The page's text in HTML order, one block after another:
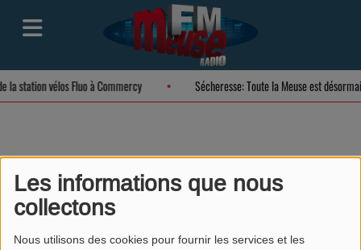
Les informations que nous
collectons
Nous utilisons des cookies pour fournir les services et les
la station vélos Fluo à Commercy Sécheresse: Toute la Meuse est
OLDSMOBILE
Toronado (1966)